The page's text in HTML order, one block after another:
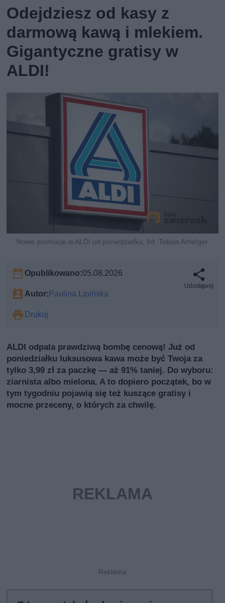
Odejdziesz od kasy z
darmową kawą i mlekiem.
Gigantyczne gratisy w
ALDI!
Nowe promocje w ALDI od poniedziałku, fot. Tobias Arhelger
Opublikowano:05.08.2026
Autor: Paulina Lipińska
Drukuj
Udostępnij
ALDI odpala prawdziwą bombę cenową! Już od
poniedziałku luksusowa kawa może być Twoja za
tylko 3,99 zł za paczkę — aż 91% taniej. Do wyboru:
ziarnista albo mielona. A to dopiero początek, bo w
tym tygodniu pojawią się też kuszące gratisy i
mocne przeceny, o których za chwilę.